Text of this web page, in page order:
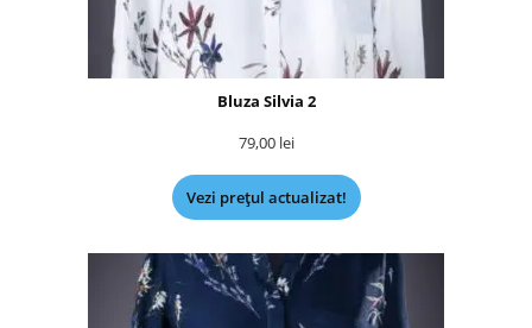
Bluza Silvia 2
79,00 lei
Vezi prețul actualizat!